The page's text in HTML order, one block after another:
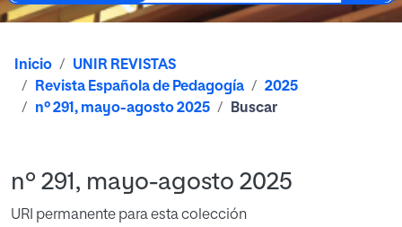
Inicio
UNIR REVISTAS
Revista Española de Pedagogía
2025
nº 291, mayo-agosto 2025
Buscar
nº 291, mayo-agosto 2025
URI permanente para esta colección